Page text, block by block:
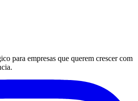
para empresas que querem crescer com